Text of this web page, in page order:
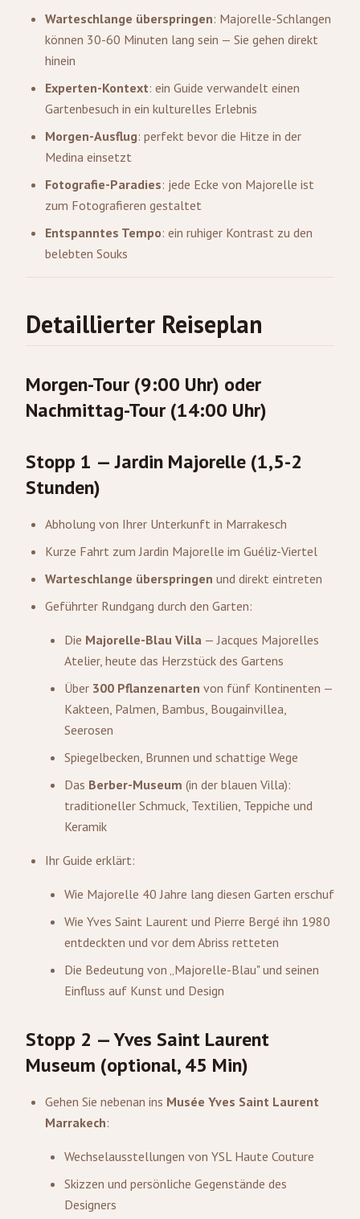
Warteschlange überspringen: Majorelle-Schlangen
können 30-60 Minuten lang sein — Sie gehen direkt
hinein
Experten-Kontext: ein Guide verwandelt einen
Gartenbesuch in ein kulturelles Erlebnis
Morgen-Ausflug: perfekt bevor die Hitze in der
Medina einsetzt
Fotografie-Paradies: jede Ecke von Majorelle ist
zum Fotografieren gestaltet
Entspanntes Tempo: ein ruhiger Kontrast zu den
belebten Souks
Detaillierter Reiseplan
Morgen-Tour (9:00 Uhr) oder
Nachmittag-Tour (14:00 Uhr)
Stopp 1 — Jardin Majorelle (1,5-2
Stunden)
Abholung von Ihrer Unterkunft in Marrakesch
Kurze Fahrt zum Jardin Majorelle im Guéliz-Viertel
Warteschlange überspringen und direkt eintreten
Geführter Rundgang durch den Garten:
Die Majorelle-Blau Villa — Jacques Majorelles
Atelier, heute das Herzstück des Gartens
Über 300 Pflanzenarten von fünf Kontinenten —
Kakteen, Palmen, Bambus, Bougainvillea,
Seerosen
Spiegelbecken, Brunnen und schattige Wege
Das Berber-Museum (in der blauen Villa):
traditioneller Schmuck, Textilien, Teppiche und
Keramik
Ihr Guide erklärt:
Wie Majorelle 40 Jahre lang diesen Garten erschuf
Wie Yves Saint Laurent und Pierre Bergé ihn 1980
entdeckten und vor dem Abriss retteten
Die Bedeutung von „Majorelle-Blau" und seinen
Einfluss auf Kunst und Design
Stopp 2 — Yves Saint Laurent
Museum (optional, 45 Min)
Gehen Sie nebenan ins Musée Yves Saint Laurent
Marrakech:
Wechselausstellungen von YSL Haute Couture
Skizzen und persönliche Gegenstände des
Designers